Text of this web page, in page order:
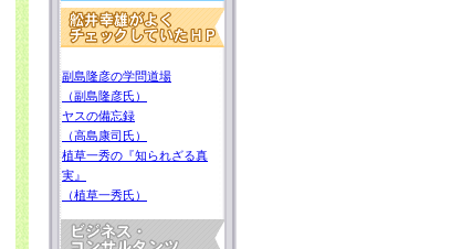
副島隆彦の学問道場
（副島隆彦氏）
ヤスの備忘録
（高島康司氏）
植草一秀の『知られざる真
実』
（植草一秀氏）